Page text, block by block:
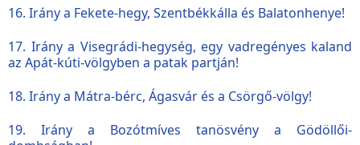
16. Irány a Fekete-hegy, Szentbékkálla és Balatonhenye!
17. Irány a Visegrádi-hegység, egy vadregényes kaland
az Apát-kúti-völgyben a patak partján!
18. Irány a Mátra-bérc, Ágasvár és a Csörgő-völgy!
19. Irány a Bozótmíves tanösvény a Gödöllői-